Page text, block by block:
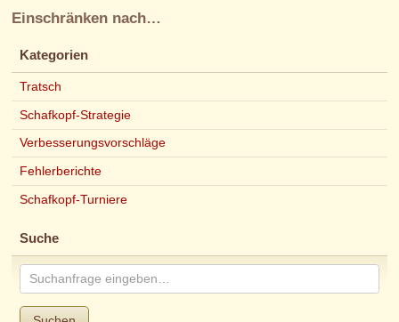
Einschränken nach…
Kategorien
Tratsch
Schafkopf-Strategie
Verbesserungsvorschläge
Fehlerberichte
Schafkopf-Turniere
Suche